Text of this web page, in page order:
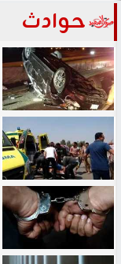
حوادث